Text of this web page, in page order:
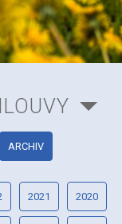
ARCHIV
2021 2020